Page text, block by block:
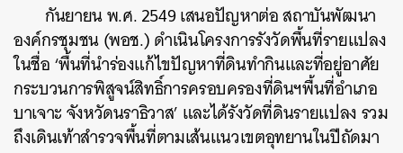
กันยายน พ.ศ. 2549เสนอปัญหาต่อสถาบันพัฒนา
องค์กรชุมชน (พอช.) ดำเนินโครงการรังวัดพื้นที่รายแปลง
ในชื่อ ‘พื้นที่นำร่องแก้ไขปัญหาที่ดินทำกินและที่อยู่อาศัย
กระบวนการพิสูจน์สิทธิ์การครอบครองที่ดินฯพื้นที่อำเภอ
บาเจาะ จังหวัดนราธิวาส’ และได้รังวัดที่ดินรายแปลง รวม
ถึงเดินเท้าสำรวจพื้นที่ตามเส้นแนวเขตอุทยานในปีถัดมา